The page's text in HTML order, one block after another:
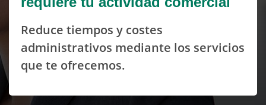
Reduce tiempos y costes
administrativos mediante los servicios
que te ofrecemos.